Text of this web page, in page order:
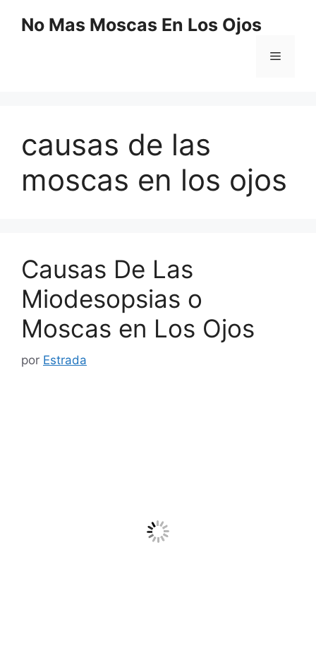
No Mas Moscas En Los Ojos
Menú
causas de las
moscas en los ojos
Causas De Las
Miodesopsias o
Moscas en Los Ojos
por Estrada